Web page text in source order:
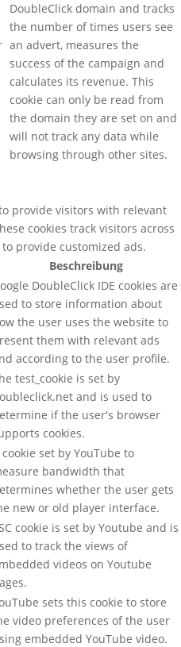
DoubleClick domain and tracks
the number of times users see
an advert, measures the
success of the campaign and
calculates its revenue. This
cookie can only be read from
the domain they are set on and
will not track any data while
browsing through other sites.
provide visitors with relevant
cookies track visitors across
provide customized ads.
Beschreibung
DoubleClick IDE cookies are
to store information about
the user uses the website to
them with relevant ads
according to the user profile.
test_cookie is set by
and is used to
if the user's browser
cookies.
cookie set by YouTube to
bandwidth that
whether the user gets
new or old player interface.
cookie is set by Youtube and is
to track the views of
videos on Youtube
sets this cookie to store
video preferences of the user
embedded YouTube video.